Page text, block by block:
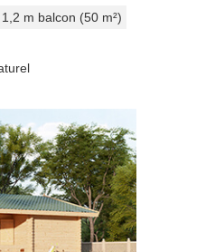
m balcon (50 m²)